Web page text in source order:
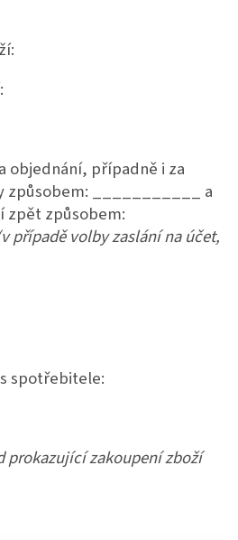
objednání, případně i za
způsobem: ___________ a
zpět způsobem:
případě volby zaslání na účet,
spotřebitele:
prokazující zakoupení zboží